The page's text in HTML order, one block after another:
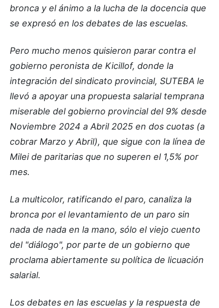
bronca y el ánimo a la lucha de la docencia que
se expresó en los debates de las escuelas.
Pero mucho menos quisieron parar contra el
gobierno peronista de Kicillof, donde la
integración del sindicato provincial, SUTEBA le
llevó a apoyar una propuesta salarial temprana
miserable del gobierno provincial del 9% desde
Noviembre 2024 a Abril 2025 en dos cuotas (a
cobrar Marzo y Abril), que sigue con la línea de
Milei de paritarias que no superen el 1,5% por
mes.
La multicolor, ratificando el paro, canaliza la
bronca por el levantamiento de un paro sin
nada de nada en la mano, sólo el viejo cuento
del "diálogo", por parte de un gobierno que
proclama abiertamente su política de licuación
salarial.
Los debates en las escuelas y la respuesta de